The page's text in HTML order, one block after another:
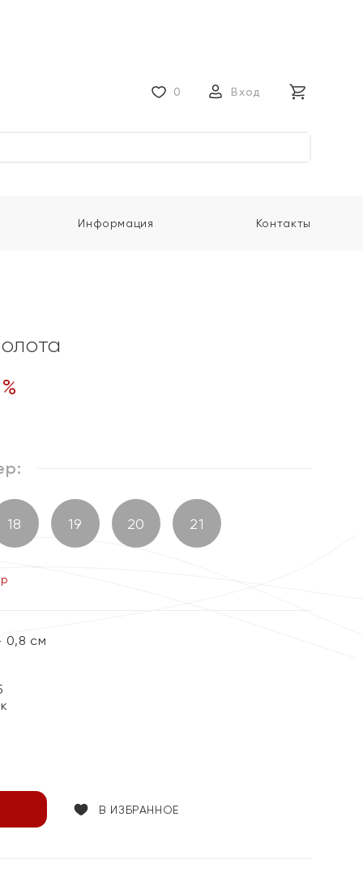
0 Вход
Информация Контакты
%
18 19 20 21
0,8 см
В ИЗБРАННОЕ